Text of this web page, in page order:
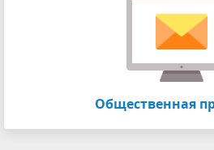
Общественная